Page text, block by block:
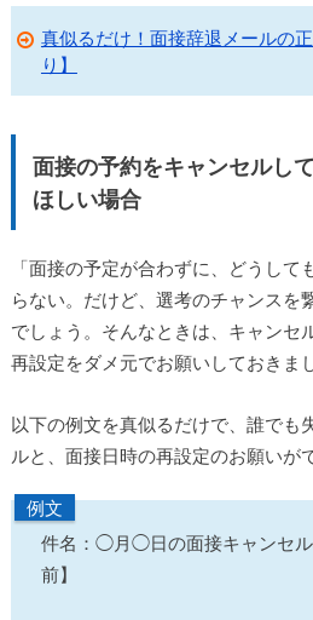
真似るだけ！面接辞退メールの
り】
面接の予約をキャンセルし
ほしい場合
「面接の予定が合わずに、どうし
らない。だけど、選考のチャンスを
でしょう。そんなときは、キャンセ
再設定をダメ元でお願いしておきま
以下の例文を真似るだけで、誰でも
ルと、面接日時の再設定のお願いが
例文
件名：◯月◯日の面接キャンセル
前】